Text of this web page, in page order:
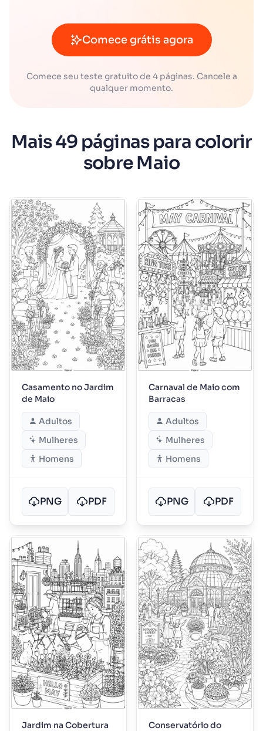
Comece grátis agora
Comece seu teste gratuito de 4 páginas. Cancele a
qualquer momento.
Mais 49 páginas para colorir
sobre Maio
Casamento no Jardim
de Maio
Adultos
Mulheres
Homens
PNG PDF
Carnaval de Maio com
Barracas
Adultos
Mulheres
Homens
PNG PDF
Jardim na Cobertura
Conservatório do